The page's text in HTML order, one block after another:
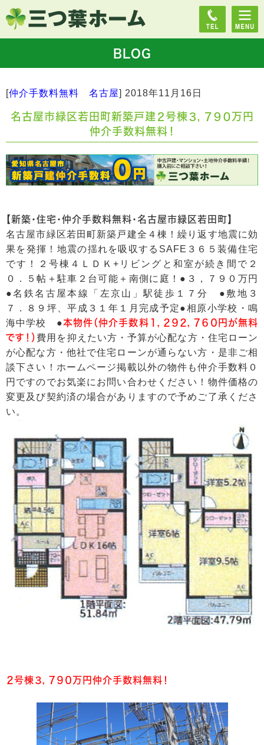
BLOG
[仲介手数料無料 名古屋] 2018年11月16日
名古屋市緑区若田町新築戸建２号棟３，７９０万円
仲介手数料無料！
【新築・住宅・仲介手数料無料・名古屋市緑区若田町】
名古屋市緑区若田町新築戸建全４棟！繰り返す地震に効
果を発揮！地震の揺れを吸収するSAFE３６５装備住宅
です！２号棟４ＬＤＫ+リビングと和室が続き間で２
０．５帖＋駐車２台可能＋南側に庭！●３，７９０万円
●名鉄名古屋本線「左京山」駅徒歩１７分 ●敷地３
７．８９坪、平成３１年１月完成予定●相原小学校・鳴
海中学校 ●本物件（仲介手数料１，２９２，７６０円が無料
です！） 費用を抑えたい方・予算が心配な方・住宅ローン
が心配な方・他社で住宅ローンが通らない方・是非ご相
談下さい！ホームページ掲載以外の物件も仲介手数料０
円ですのでお気楽にお問い合わせください！物件価格の
変更及び契約済の場合がありますので予めご了承くださ
い。
２号棟３，７９０万円仲介手数料無料！